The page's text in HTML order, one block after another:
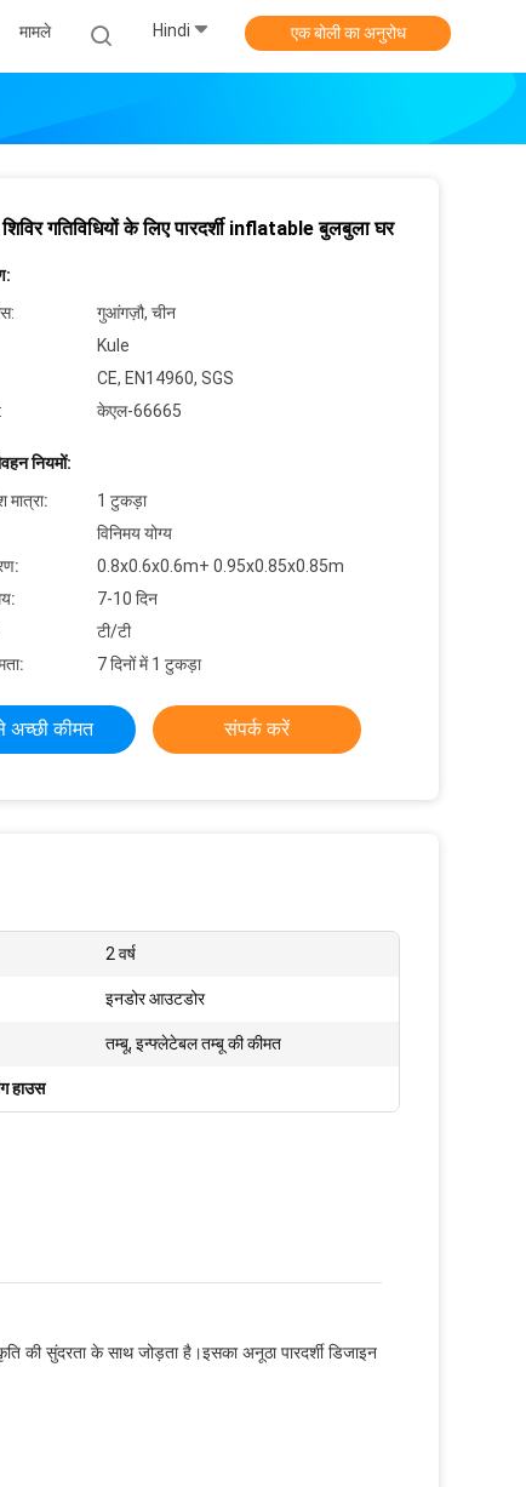
मामले Hindi एक बोली का अनुरोध
शिविर गतिविधियों के लिए पारदर्शी inflatable बुलबुला घर
गुआंगज़ौ, चीन
Kule
CE, EN14960, SGS
केएल-66665
नियमों:
1 टुकड़ा
विनिमय योग्य
0.8x0.6x0.6m+ 0.95x0.85x0.85m
7-10 दिन
टी/टी
7 दिनों में 1 टुकड़ा
अच्छी कीमत संपर्क करें
2 वर्ष
इनडोर आउटडोर
तम्बू, इन्फ्लेटेबल तम्बू की कीमत
हाउस
की सुंदरता के साथ जोड़ता है।इसका अनूठा पारदर्शी डिजाइन